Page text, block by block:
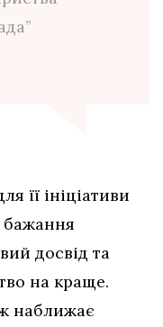
її ініціативи
бажання
досвід та
на краще.
наближає